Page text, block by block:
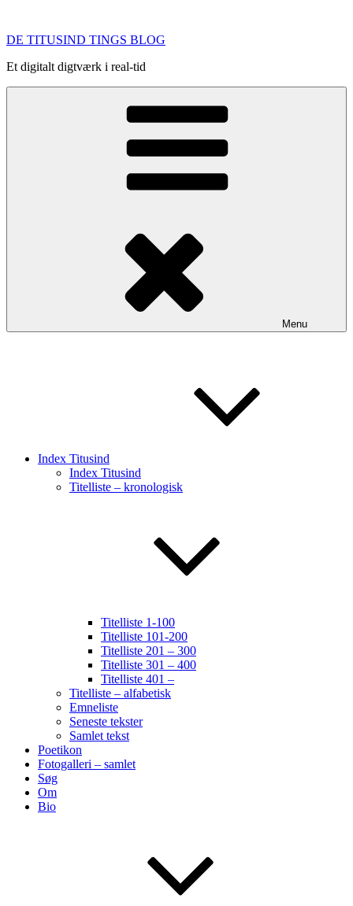
indhold
DE TITUSIND TINGS BLOG
Et digitalt digtværk i real-tid
Menu
Index Titusind
Index Titusind
Titelliste – kronologisk
Titelliste 1-100
Titelliste 101-200
Titelliste 201 – 300
Titelliste 301 – 400
Titelliste 401 –
Titelliste – alfabetisk
Emneliste
Seneste tekster
Samlet tekst
Poetikon
Fotogalleri – samlet
Søg
Om
Bio